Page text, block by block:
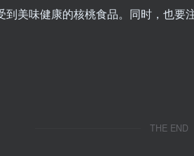
美味健康的核桃食品。同时，也要
THE END